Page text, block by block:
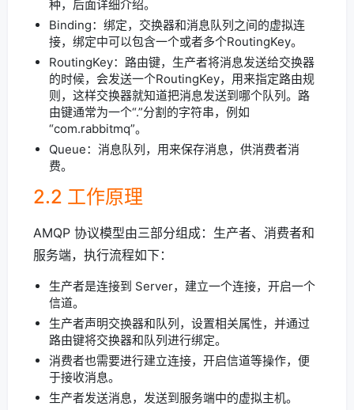
种，后面详细介绍。
Binding：绑定，交换器和消息队列之间的虚拟连
接，绑定中可以包含一个或者多个RoutingKey。
RoutingKey：路由键，生产者将消息发送给交换器
的时候，会发送一个RoutingKey，用来指定路由规
则，这样交换器就知道把消息发送到哪个队列。路
由键通常为一个“.”分割的字符串，例如
“com.rabbitmq”。
Queue：消息队列，用来保存消息，供消费者消
费。
2.2 工作原理
AMQP 协议模型由三部分组成：生产者、消费者和
服务端，执行流程如下：
生产者是连接到 Server，建立一个连接，开启一个
信道。
生产者声明交换器和队列，设置相关属性，并通过
路由键将交换器和队列进行绑定。
消费者也需要进行建立连接，开启信道等操作，便
于接收消息。
生产者发送消息，发送到服务端中的虚拟主机。